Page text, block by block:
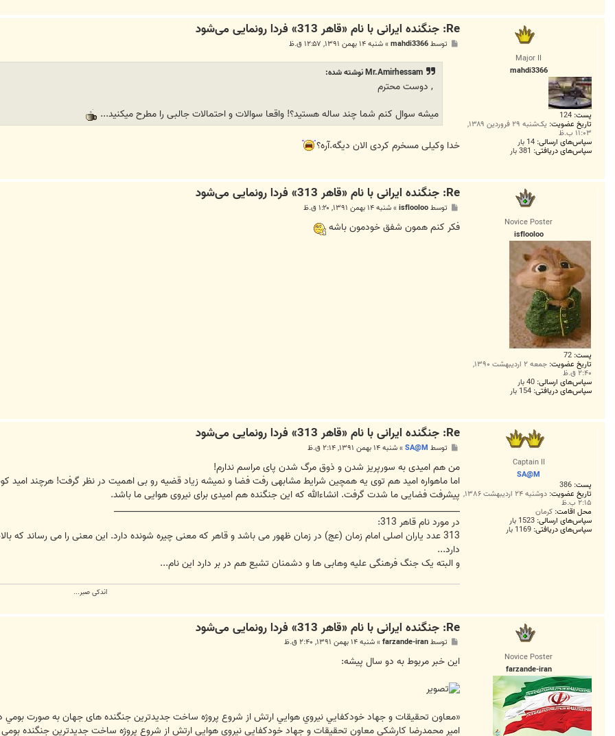
M
h
e
s
s
m
Major II
mahdi3366
پست: 124
تاریخ عضویت: یک‌شنبه ۲۹ فروردین ۱۳۸۹,
۱۱:۰۳ ب.ظ
سپاس‌های ارسالی: 14 بار
سپاس‌های دریافتی: 381 بار
Re: جنگنده ایرانی با نام «قاهر 313» فردا رونمایی می‌شود
توسطmahdi3366
»شنبه ۱۴ بهمن ۱۳۹۱, ۱۲:۵۷ ق.ظ
Mr.Amirhessam نوشته شده:
, دوست محترم
میشه سوال کنم شما چند ساله هستید؟! واقعا سوالات و احتمالات جالبی را مطرح میکنید...
خدا وکیلی مسخرم کردی الان دیگه.آره؟
Novice Poster
isflooloo
پست: 72
تاریخ عضویت: جمعه ۲ اردیبهشت ۱۳۹۰,
۲:۴۰ ق.ظ
سپاس‌های ارسالی: 40 بار
سپاس‌های دریافتی: 154 بار
Re: جنگنده ایرانی با نام «قاهر 313» فردا رونمایی می‌شود
ت
توسطisflooloo
»شنبه ۱۴ بهمن ۱۳۹۱, ۱:۲۰ ق.ظ
فکر کنم همون شفق خودمون باشه
Captain II
SA@M
پست: 386
تاریخ عضویت: دوشنبه ۲۴ اردیبهشت ۱۳۸۶,
۲:۱۵ ب.ظ
محل اقامت: کرمان
سپاس‌های ارسالی: 1523 بار
سپاس‌های دریافتی: 1169 بار
Re: جنگنده ایرانی با نام «قاهر 313» فردا رونمایی می‌شود
ت
توسط SA@M
»شنبه ۱۴ بهمن ۱۳۹۱, ۲:۱۴ ق.ظ
من هم امیدی به سورپریز شدن و ذوق مرگ شدن پای مراسم ندارم!
اما ماهواره امید هم توی یه همچین شرایط مشابهی رفت فضا و نمیشه زیاد قضیه رو بی اهمیت در نظر گرفت! هرچند امید
پیشرفت فضایی ما شدت گرفت. انشاءالله که این جنگنده هم امیدی برای نیروی هوایی ما باشد.
____________________________________________________________________________________
در مورد نام قاهر 313:
313 عدد یاران اصلی امام زمان (عج) در زمان ظهور می باشد و قاهر که معنی چیره شونده دارد. این معنی را می رساند که
دارد...
و البته یک جنگ فرهنگی علیه وهابی ها و دشمنان تشیع هم در بر دارد این نام...
اندکی صبر...
Novice Poster
farzande-iran
Re: جنگنده ایرانی با نام «قاهر 313» فردا رونمایی می‌شود
ت
توسطfarzande-iran
»شنبه ۱۴ بهمن ۱۳۹۱, ۲:۴۰ ق.ظ
این خبر مربوط به دو سال پیشه:
«معاون تحقيقات و جهاد خودكفايي نيروي هوايي ارتش از شروع پروژه ساخت جديدترين جنگنده های جهان به صورت بومي
امير محمدرضا كارشكي معاون تحقيقات و جهاد خودكفايي نيروي هوايي ارتش از شروع پروژه ساخت جديدترين جنگنده